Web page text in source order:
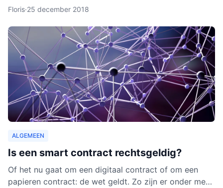
data vanaf ieder online apparaat kan inzien en b
Floris·25 december 2018
ALGEMEEN
Is een smart contract rechtsgeldig?
Of het nu gaat om een digitaal contract of om een
papieren contract: de wet geldt. Zo zijn er onder meer